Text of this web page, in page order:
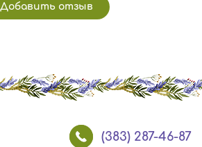
Добавить отзыв
(383) 287-46-87